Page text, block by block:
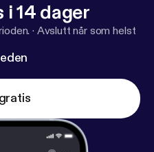
14 dager
· Avslutt når som helst